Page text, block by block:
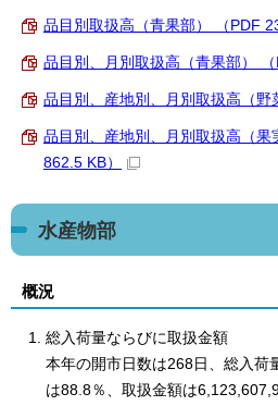
品目別取扱高（青果部） （PDF
品目別、月別取扱高（青果部） （
品目別、産地別、月別取扱高（野
品目別、産地別、月別取扱高（果
862.5 KB）
水産物部
概況
総入荷量ならびに取扱金額
本年の開市日数は268日、総入荷
は88.8％、取扱金額は